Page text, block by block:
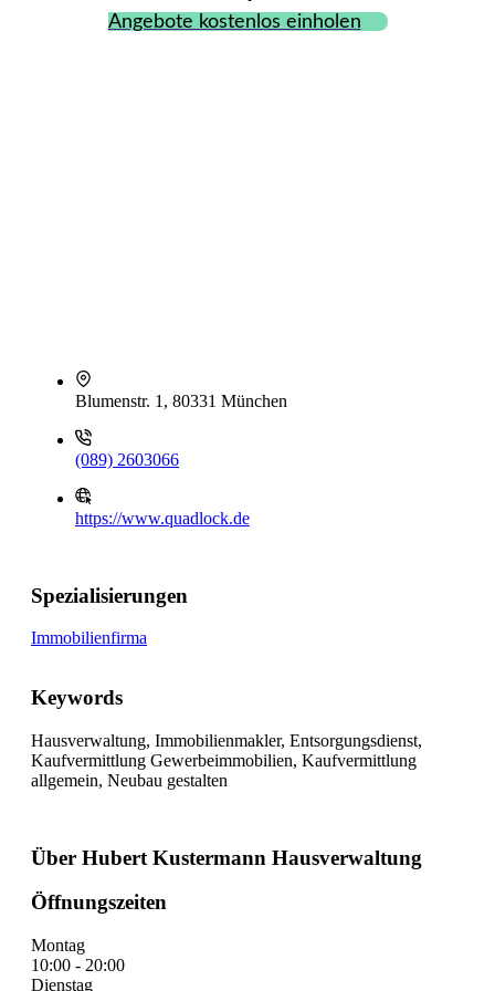
Angebote kostenlos einholen
Blumenstr. 1, 80331 München
(089) 2603066
https://www.quadlock.de
Spezialisierungen
Immobilienfirma
Keywords
Hausverwaltung, Immobilienmakler, Entsorgungsdienst,
Kaufvermittlung Gewerbeimmobilien, Kaufvermittlung
allgemein, Neubau gestalten
Über Hubert Kustermann Hausverwaltung
Öffnungszeiten
Montag
10:00 - 20:00
Dienstag